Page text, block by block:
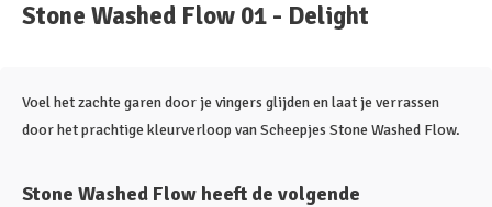
Stone Washed Flow 01 - Delight
Voel het zachte garen door je vingers glijden en laat je verrassen
door het prachtige kleurverloop van Scheepjes Stone Washed Flow.
Stone Washed Flow heeft de volgende